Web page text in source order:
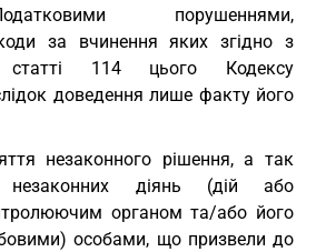
порушеннями,
за вчинення яких згідно з
114 цього Кодексу
доведення лише факту його
незаконного рішення, а так
діянь (дій або
органом та/або його
особами, що призвели до